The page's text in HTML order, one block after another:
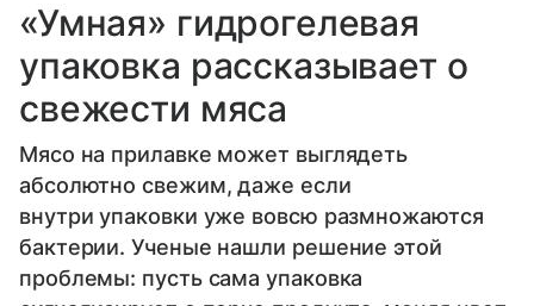
«Умная» гидрогелевая
упаковка рассказывает о
свежести мяса
Мясо на прилавке может выглядеть
абсолютно свежим, даже если
внутри упаковки уже вовсю размножаются
бактерии. Ученые нашли решение этой
проблемы: пусть сама упаковка